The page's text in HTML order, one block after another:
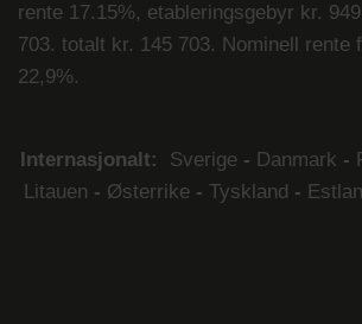
rente 17.15%, etableringsgebyr kr.
703. totalt kr. 145 703. Nominell rente
22,9%.
Internasjonalt: Sverige- Danmark -
Litauen - Østerrike - Tyskland -